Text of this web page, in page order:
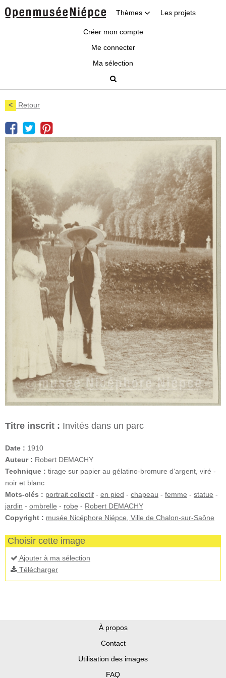
Thèmes Les projets
Créer mon compte
Me connecter
Ma sélection
< Retour
Titre inscrit : Invités dans un parc
Date : 1910
Auteur : Robert DEMACHY
Technique : tirage sur papier au gélatino-bromure d'argent, viré -
noir et blanc
Mots-clés : portrait collectif - en pied - chapeau - femme - statue -
jardin - ombrelle - robe - Robert DEMACHY
Copyright : musée Nicéphore Niépce, Ville de Chalon-sur-Saône
Choisir cette image
Ajouter à ma sélection
Télécharger
À propos
Contact
Utilisation des images
FAQ